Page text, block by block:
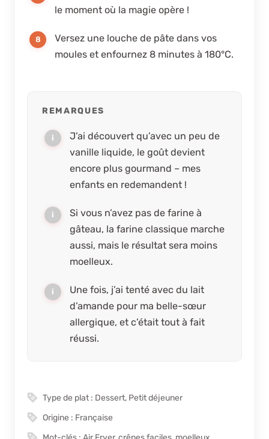
le moment où la magie opère !
Versez une louche de pâte dans vos
moules et enfournez 8 minutes à 180°C.
REMARQUES
J’ai découvert qu’avec un peu de
vanille liquide, le goût devient
encore plus gourmand – mes
enfants en redemandent !
Si vous n’avez pas de farine à
gâteau, la farine classique marche
aussi, mais le résultat sera moins
moelleux.
Une fois, j’ai tenté avec du lait
d’amande pour ma belle-sœur
allergique, et c’était tout à fait
réussi.
Type de plat : Dessert, Petit déjeuner
Origine : Française